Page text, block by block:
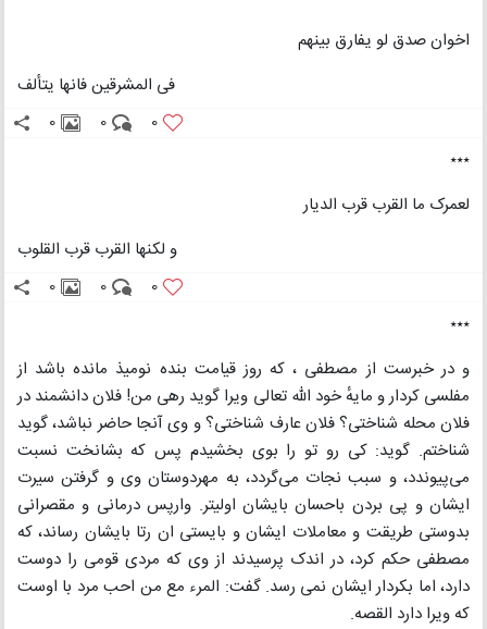
اخوان صدق لو یفارق بینهم
فی المشرقین فانها یتألف
0
0
0
٭٭٭
لعمرک ما القرب قرب الدیار
و لکنها القرب قرب القلوب
0
0
0
٭٭٭
و در خبرست از مصطفی ، که روز قیامت بنده نومیذ مانده باشد از
مفلسی کردار و مایهٔ خود اللّه تعالی ویرا گوید رهی من! فلان دانشمند در
فلان محله شناختی؟ فلان عارف شناختی؟ و وی آنجا حاضر نباشد، گوید
شناختم. گوید: کی رو تو را بوی بخشیدم پس که بشانخت نسبت
می‌پیوندد، و سبب نجات می‌گردد، به مهردوستان وی و گرفتن سیرت
ایشان و پی بردن باحسان بایشان اولیتر. وارپس درمانی و مقصرانی
بدوستی طریقت و معاملات ایشان و بایستی ان رتا بایشان رساند، که
مصطفی حکم کرد، در اندک پرسیدند از وی که مردی قومی را دوست
دارد، اما بکردار ایشان نمی رسد. گفت: المرء مع من احب مرد با اوست
که ویرا دارد القصه.